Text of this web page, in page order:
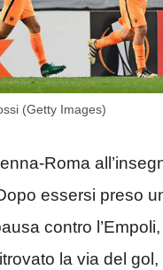
(Getty Images)
Roma
essersi preso
contro
la via del gol,